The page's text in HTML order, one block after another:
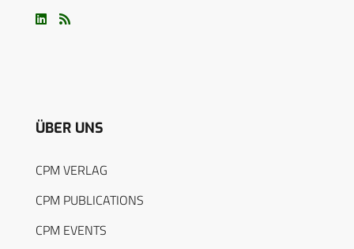
ÜBER UNS
CPM VERLAG
CPM PUBLICATIONS
CPM EVENTS